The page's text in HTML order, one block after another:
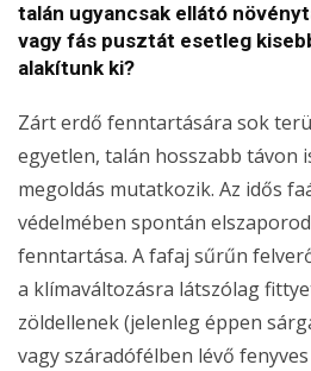
talán ugyancsak ellátó
vagy fás pusztát esetleg
alakítunk ki?
Zárt erdő fenntartására sok
egyetlen, talán hosszabb távon
megoldás mutatkozik. Az idős
védelmében spontán
fenntartása. A fafaj sűrűn
a klímaváltozásra látszólag
zöldellenek (jelenleg éppen
vagy száradófélben lévő